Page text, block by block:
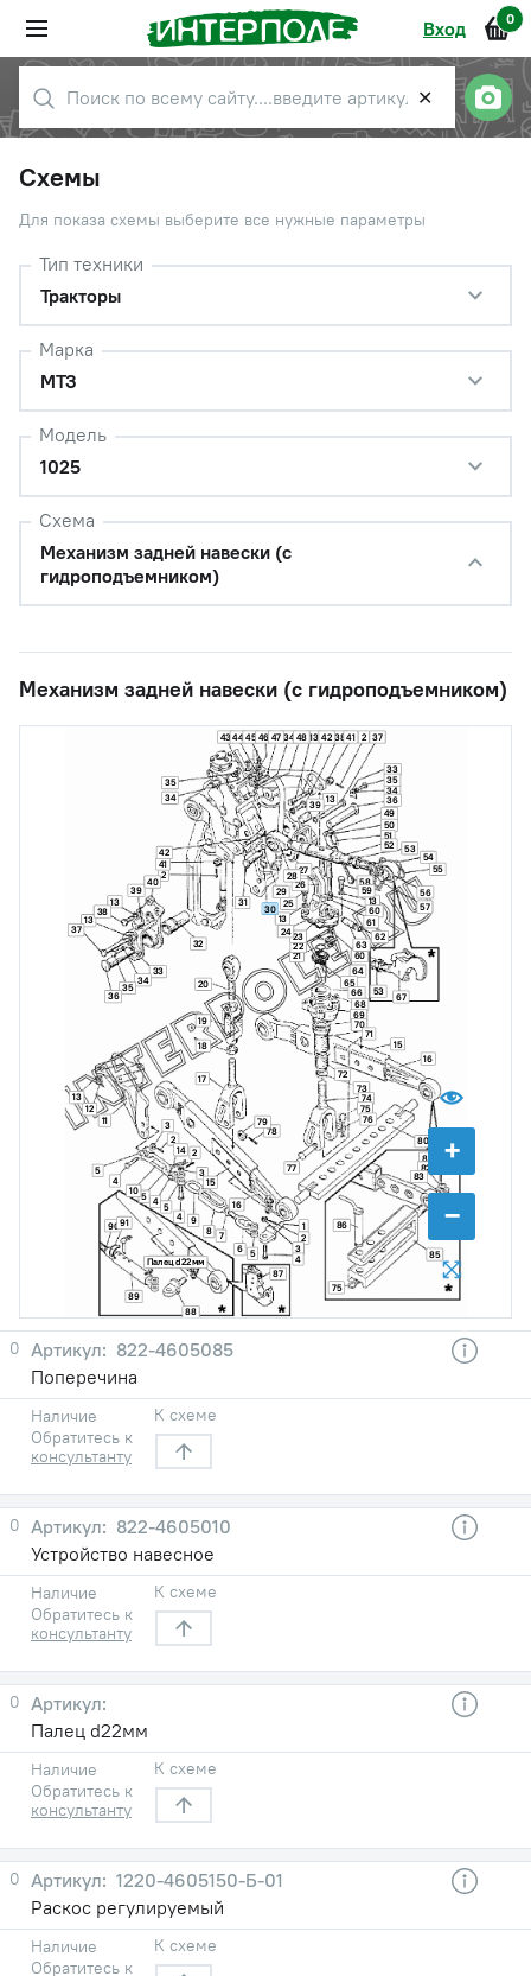
Вход 0
✕
Схемы
Для показа схемы выберите все нужные параметры
Тип техники
Тракторы
Марка
МТЗ
Модель
1025
Схема
Механизм задней навески (с
гидроподъемником)
Механизм задней навески (с гидроподъемником)
+
−
Палец d22мм
1
2
2
2
2
2
3
3
3
4
4
4
4
5
5
5
5
6
7
8
9
10
11
12
13
13
13
13
13
13
13
14
15
15
16
16
17
18
19
20
21
22
23
24
25
26
27
28
29
30
31
32
33
33
34
34
34
34
35 35
35
36
36
37
37
38
38
39
39
40
41
41
42
42
43 44 45 46 47 48
49
50
51
52 53
53
54
55
56
57
58
59
60
60
61
62
63
64
65
66
67
68
69
70
71
72
73
74
75
75
76
77
78
79
80
81
82
83
85
86
87
88
89
90 91
0
822-4605085
Поперечина
Наличие
Обратитесь к
консультанту
К схеме
0
822-4605010
Устройство навесное
Наличие
Обратитесь к
консультанту
К схеме
0
Палец d22мм
Наличие
Обратитесь к
консультанту
К схеме
0
1220-4605150-Б-01
Раскос регулируемый
Наличие
Обратитесь к
К схеме